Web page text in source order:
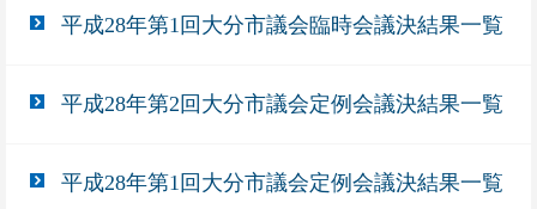
平成28年第1回大分市議会臨時会議決結果一覧
平成28年第2回大分市議会定例会議決結果一覧
平成28年第1回大分市議会定例会議決結果一覧